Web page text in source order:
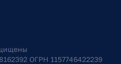
ОГРН 1157746422239